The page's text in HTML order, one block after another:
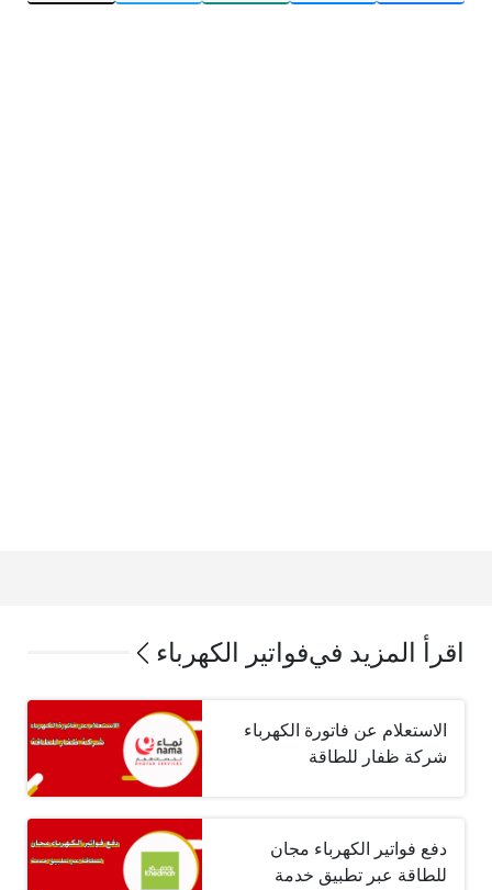
اقرأ المزيد فيفواتير الكهرباء
الاستعلام عن فاتورة الكهرباء
شركة ظفار للطاقة
دفع فواتير الكهرباء مجان
للطاقة عبر تطبيق خدمة